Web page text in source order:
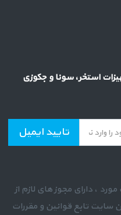
استخر، سونا و جکوزی
تایید ایمیل
، دارای مجوز های لازم از
سایت تابع قوانین و مقررات